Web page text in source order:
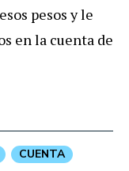
pesos y le
en la cuenta de
CUENTA